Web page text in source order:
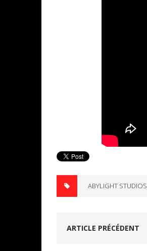
ABYLIGHT STUDIOS
ARTICLE PRÉCÉDENT